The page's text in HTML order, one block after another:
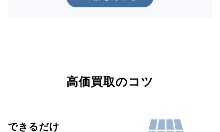
高価買取のコツ
できるだけ